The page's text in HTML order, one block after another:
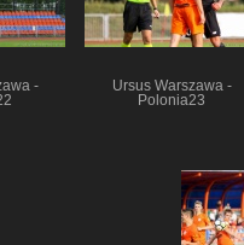
-
Ursus Warszawa -
Polonia23